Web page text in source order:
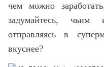
чем можно
задумайтесь, чьим
отправляясь в
вкуснее?